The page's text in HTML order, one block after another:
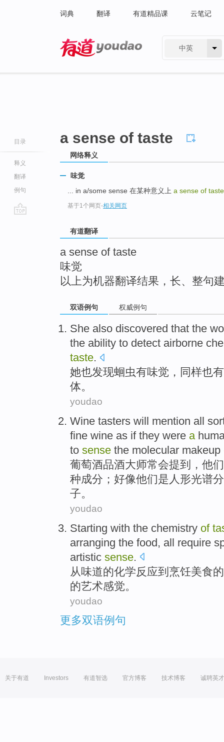
词典 翻译 有道精品课 云笔记
中英
目录
释义
翻译
例句
a sense of taste
网络释义
味觉
... in a/some sense 在某种意义上 a sense of
基于1个网页-相关网页
有道翻译
a sense of taste
味觉
以上为机器翻译结果，长、整句
双语例句 权威例句
She also discovered that the
the ability to detect airborne
taste.
她也发现蛔虫有味觉 ， 同样也有
体。
youdao
Wine tasters will mention all
fine wine as ifthey were a
to sense the molecular makeup
葡萄酒品酒大师常会提到 ， 他们
种成分； 好像他们是 人形光谱
子。
youdao
Starting with the chemistry of
arranging the food, all require
artistic sense.
从味道的化学反应到 烹饪美食的
的艺术感觉。
youdao
更多双语例句
关于有道 Investors 有道智选 官方博客 技术博客 诚聘英才